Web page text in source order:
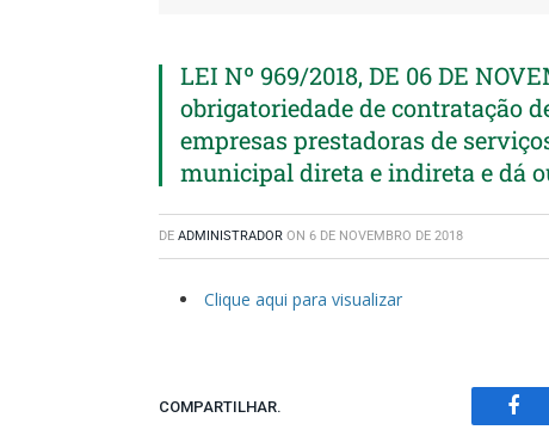
LEI Nº 969/2018, DE 06 DE
obrigatoriedade de contratação
empresas prestadoras de
municipal direta e indireta e dá
DE ADMINISTRADOR ON 6 DE NOVEMBRO DE 2018
Clique aqui para visualizar
COMPARTILHAR.